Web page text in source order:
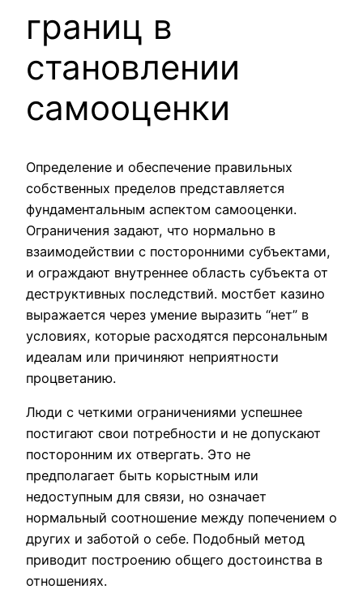
границ в
становлении
самооценки
Определение и обеспечение правильных
собственных пределов представляется
фундаментальным аспектом самооценки.
Ограничения задают, что нормально в
взаимодействии с посторонними субъектами,
и ограждают внутреннее область субъекта от
деструктивных последствий. мостбет казино
выражается через умение выразить “нет” в
условиях, которые расходятся персональным
идеалам или причиняют неприятности
процветанию.
Люди с четкими ограничениями успешнее
постигают свои потребности и не допускают
посторонним их отвергать. Это не
предполагает быть корыстным или
недоступным для связи, но означает
нормальный соотношение между попечением о
других и заботой о себе. Подобный метод
приводит построению общего достоинства в
отношениях.